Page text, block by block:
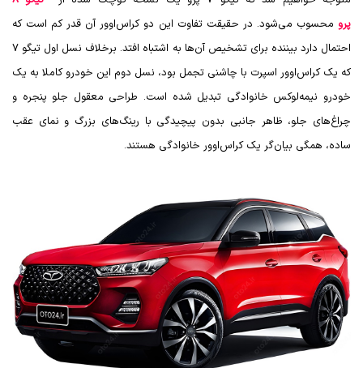
پرو محسوب می‌شود. در حقیقت تفاوت این دو کراس‌اوور آن قدر کم است که
احتمال دارد بیننده برای تشخیص آن‌ها به اشتباه افتد.
برخلاف نسل اول تیگو 7
که یک کراس‌اوور اسپرت با چاشنی تجمل بود، نسل دوم این خودرو کاملا به یک
خودرو نیمه‌لوکس خانوادگی تبدیل شده است. طراحی معقول جلو پنجره و
چراغ‌های جلو، ظاهر جانبی بدون پیچیدگی با رینگ‌های بزرگ و نمای عقب
ساده، همگی بیان‌گر یک کراس‌اوور خانوادگی هستند.